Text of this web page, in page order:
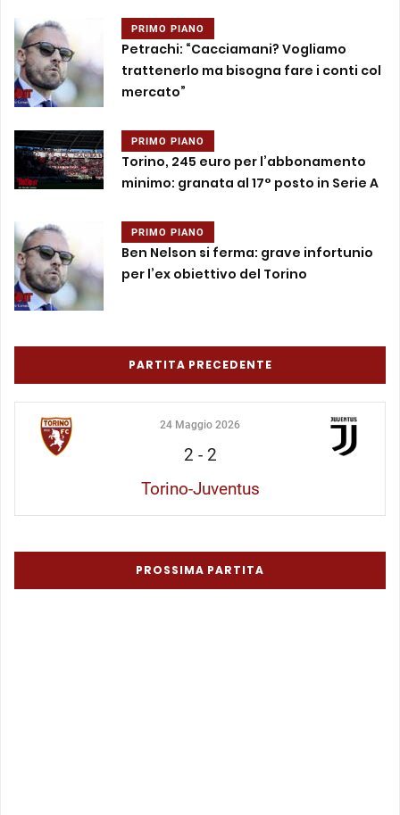
PRIMO PIANO
Petrachi: “Cacciamani? Vogliamo
trattenerlo ma bisogna fare i conti col
mercato”
PRIMO PIANO
Torino, 245 euro per l’abbonamento
minimo: granata al 17° posto in Serie A
PRIMO PIANO
Ben Nelson si ferma: grave infortunio
per l’ex obiettivo del Torino
PARTITA PRECEDENTE
24 Maggio 2026
2 - 2
Torino-Juventus
PROSSIMA PARTITA